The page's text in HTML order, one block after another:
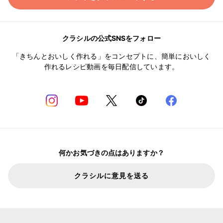
クラシルの公式SNSをフォロー
「きちんとおいしく作れる」をコンセプトに、簡単においしく
作れるレシピ動画を毎日配信しています。
何かお気づきの点はありますか？
クラシルに意見を送る